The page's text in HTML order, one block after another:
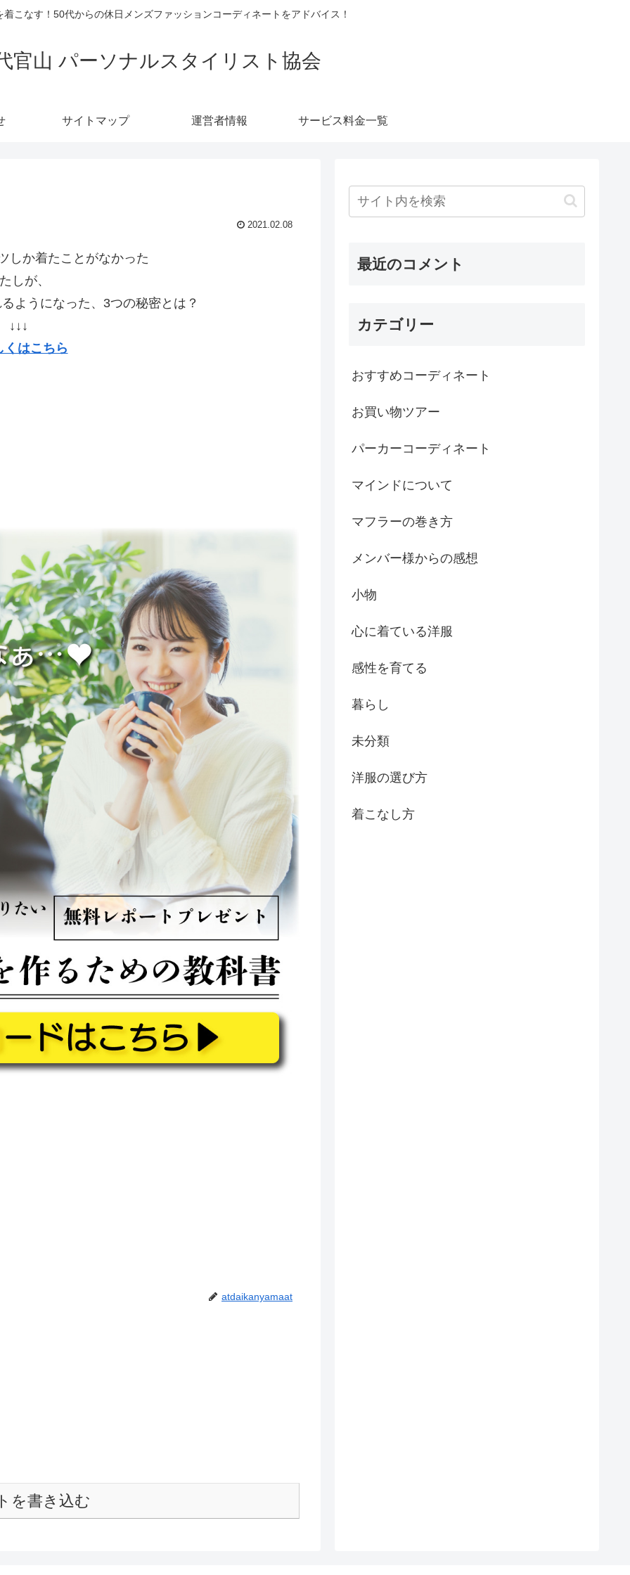
着こなす！50代からの休日メンズファッションコーディネートをアドバイス！
官山 パーソナルスタイリスト協会
サイトマップ 運営者情報 サービス料金一覧
2021.02.08
しか着たことがなかった
しが、
ようになった、3つの秘密とは？
↓↓↓
はこちら
atdaikanyamaat
を書き込む
最近のコメント
カテゴリー
おすすめコーディネート
お買い物ツアー
パーカーコーディネート
マインドについて
マフラーの巻き方
メンバー様からの感想
小物
心に着ている洋服
感性を育てる
暮らし
未分類
洋服の選び方
着こなし方